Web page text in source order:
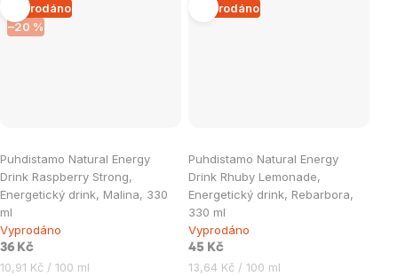
Vyprodáno
–20 %
Puhdistamo Natural Energy
Drink Raspberry Strong,
Energetický drink, Malina, 330
ml
Vyprodáno
36 Kč
Měrná
10,91 Kč / 100 ml
Vyprodáno
Puhdistamo Natural Energy
Drink Rhuby Lemonade,
Energetický drink, Rebarbora,
330 ml
Vyprodáno
45 Kč
Měrná
13,64 Kč / 100 ml